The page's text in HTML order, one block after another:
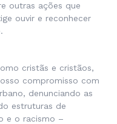
outras ações que
ouvir e reconhecer
cristãs e cristãos,
compromisso com
denunciando as
estruturas de
e o racismo –